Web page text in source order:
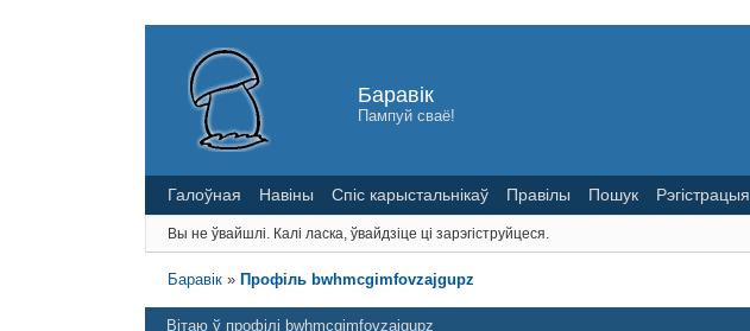
Баравік
Пампуй сваё!
Галоўная Навіны Спіс карыстальнікаў Правілы Пошук Рэгістрацыя
Вы не ўвайшлі. Калі ласка, ўвайдзіце ці зарэгіструйцеся.
Баравік » Профіль bwhmcgimfovzajgupz
Вітаю ў профілі bwhmcgimfovzajgupz